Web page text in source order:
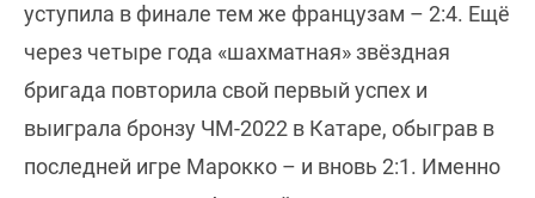
уступила в финале тем же французам – 2:4. Ещё
через четыре года «шахматная» звёздная
бригада повторила свой первый успех и
выиграла бронзу ЧМ-2022 в Катаре, обыграв в
последней игре Марокко – и вновь 2:1. Именно